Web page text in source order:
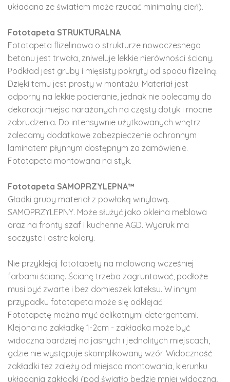
układana ze światłem może rzucać minimalny cień).
Fototapeta STRUKTURALNA
Fototapeta flizelinowa o strukturze nowoczesnego
betonu jest trwała, zniweluje lekkie nierówności ściany.
Podkład jest gruby i mięsisty pokryty od spodu flizeliną.
Dzięki temu jest prosty w montażu. Materiał jest
odporny na lekkie pocieranie, jednak nie polecamy do
dekoracji miejsc narażonych na częsty dotyk i mocne
zabrudzenia. Do intensywnie użytkowanych wnętrz
zalecamy dodatkowe zabezpieczenie ochronnym
laminatem płynnym dostępnym za zamówienie.
Fototapeta montowana na styk.
Fototapeta SAMOPRZYLEPNA™
Gładki gruby materiał z powłoką winylową.
SAMOPRZYLEPNY. Może służyć jako okleina meblowa
oraz na fronty szaf i kuchenne AGD. Wydruk ma
soczyste i ostre kolory.
Nie przyklejaj fototapety na malowaną wcześniej
farbami ścianę. Ścianę trzeba zagruntować, podłoże
musi być zwarte i bez domieszek lateksu. W innym
przypadku fototapeta może się odklejać.
Fototapetę można myć delikatnymi detergentami.
Klejona na zakładkę 1-2cm - zakładka może być
widoczna bardziej na jasnych i jednolitych miejscach,
gdzie nie występuje skomplikowany wzór. Widoczność
zakładki tez zależy od miejsca montowania, kierunku
układania zakładki (pod światło będzie mniej widoczna,